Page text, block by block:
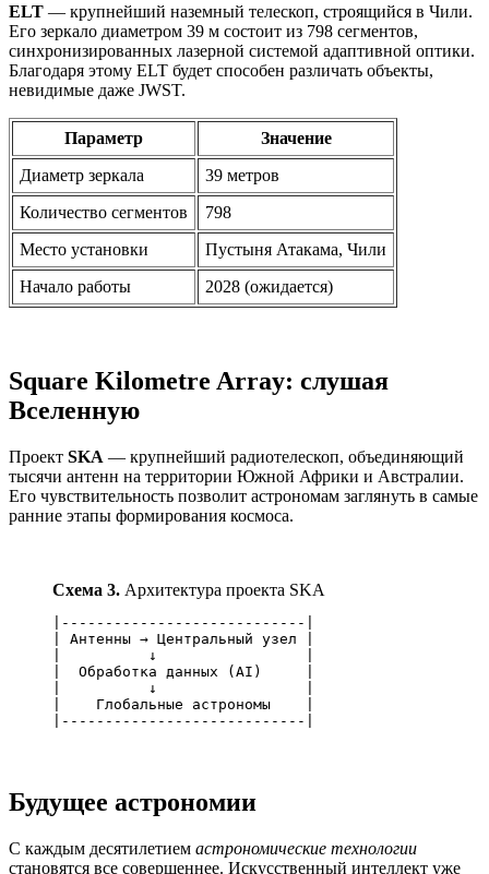
ELT — крупнейший наземный телескоп, строящийся в Чили.
Его зеркало диаметром 39 м состоит из 798 сегментов,
синхронизированных лазерной системой адаптивной оптики.
Благодаря этому ELT будет способен различать объекты,
невидимые даже JWST.
Параметр
Значение
Диаметр зеркала
39 метров
Количество сегментов
798
Место установки
Пустыня Атакама, Чили
Начало работы
2028 (ожидается)
Square Kilometre Array: слушая
Вселенную
Проект SKA — крупнейший радиотелескоп, объединяющий
тысячи антенн на территории Южной Африки и Австралии.
Его чувствительность позволит астрономам заглянуть в самые
ранние этапы формирования космоса.
Схема 3. Архитектура проекта SKA
|----------------------------|
| Антенны → Центральный узел |
|          ↓                 |
|  Обработка данных (AI)     |
|          ↓                 |
|    Глобальные астрономы    |
Будущее астрономии
С каждым десятилетием астрономические технологии
становятся все совершеннее. Искусственный интеллект уже